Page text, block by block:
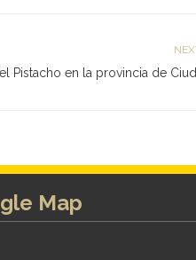
Pistacho en la provincia de
Map